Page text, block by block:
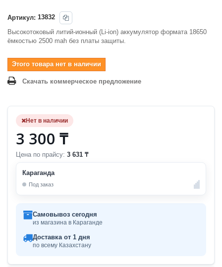
Артикул: 13832
Высокотоковый литий-ионный (Li-ion) аккумулятор формата 18650
ёмкостью 2500 mah без платы защиты.
Этого товара нет в наличии
Скачать коммерческое предложение
Нет в наличии
3 300 ₸
Цена по прайсу: 3 631 ₸
Караганда
Под заказ
Самовывоз сегодня
из магазина в Караганде
Доставка от 1 дня
по всему Казахстану